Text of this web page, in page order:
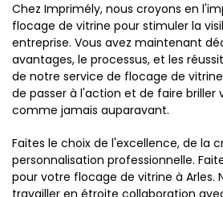
Chez Imprimély, nous croyons en
flocage de vitrine pour stimuler la
entreprise. Vous avez maintenant
avantages, le processus, et les
de notre service de flocage de
de passer à l'action et de faire briller
comme jamais auparavant.
Faites le choix de l'excellence, de la
personnalisation professionnelle.
pour votre flocage de vitrine à Arles.
travailler en étroite collaboration